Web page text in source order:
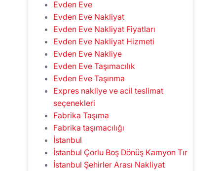
Evden Eve
Evden Eve Nakliyat
Evden Eve Nakliyat Fiyatları
Evden Eve Nakliyat Hizmeti
Evden Eve Nakliye
Evden Eve Taşımacılık
Evden Eve Taşınma
Expres nakliye ve acil teslimat
seçenekleri
Fabrika Taşıma
Fabrika taşımacılığı
İstanbul
İstanbul Çorlu Boş Dönüş Kamyon Tır
İstanbul Şehirler Arası Nakliyat